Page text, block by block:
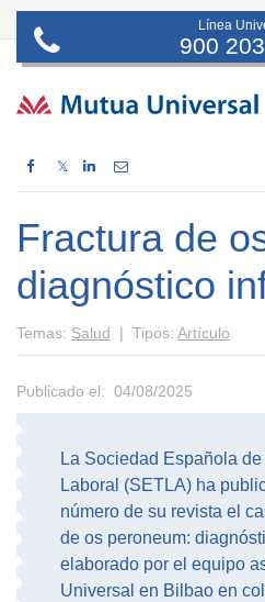
Línea
900
𝕏
Fractura de
diagnóstico
Temas: Salud | Tipos: Artículo
Publicado el: 04/08/2025
La Sociedad Española
Laboral (SETLA) ha
número de su revista el
de os peroneum:
elaborado por el equipo
Universal en Bilbao en